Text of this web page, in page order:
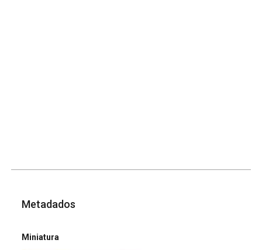
Metadados
Miniatura